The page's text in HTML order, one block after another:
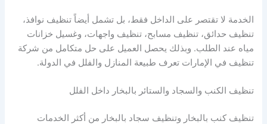
الخدمة لا تقتصر على الداخل فقط، بل تشمل أيضاً تنظيف نوافذ،
تنظيف حدائق، تنظيف مسابح، تنظيف واجهات، وغسيل خزانات
مياه عند الطلب. وبذلك يحصل العميل على حل متكامل من شركة
تنظيف في الإمارات تعرف طبيعة المنازل والفلل في الدولة.
تنظيف الكنب والسجاد والستائر بالبخار داخل الفلل
تنظيف كنب بالبخار وتنظيف سجاد بالبخار من أكثر الخدمات